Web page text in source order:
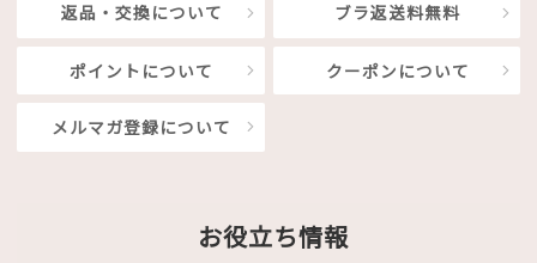
返品・交換について ブラ返送料無料
ポイントについて クーポンについて
メルマガ登録について
お役立ち情報